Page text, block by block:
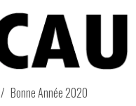
Bonne Année 2020